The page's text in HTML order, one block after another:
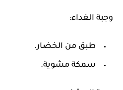
وجبة الغداء:
طبق من الخضار.
سمكة مشوية.